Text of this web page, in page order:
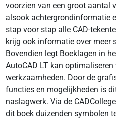
voorzien van een groot aantal
alsook achtergrondinformatie
stap voor stap alle CAD-
krijg ook informatie over meer
Bovendien legt Boeklagen in
AutoCAD LT kan
werkzaamheden. Door de
functies en mogelijkheden is
naslagwerk. Via de
dit boek duizenden symbolen